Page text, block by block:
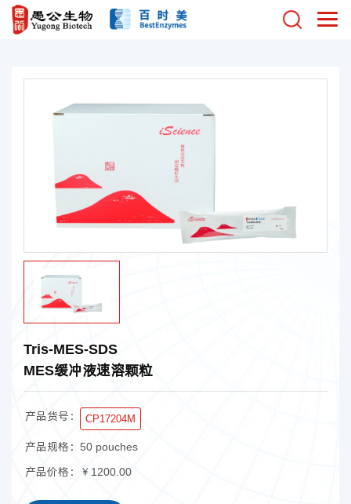
Tris-MES-SDS
MES缓冲液速溶颗粒
产品货号： CP17204M
产品规格： 50 pouches
产品价格：
￥1200.00